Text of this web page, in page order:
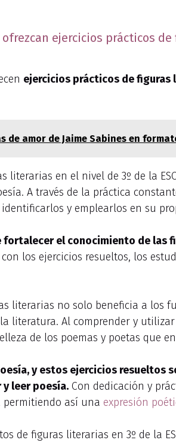
ejercicios prácticos
ejercicios prácticos de figuras
de amor de Jaime Sabines en
literarias en el nivel de 3º de la
A través de la práctica
y emplearlos en su
fortalecer el conocimiento de
con los ejercicios resueltos, los
literarias no solo beneficia a los
literatura. Al comprender y
de los poemas y poetas que
y estos ejercicios resueltos
leer poesía. Con dedicación y
así una expresión
de figuras literarias en 3º de la